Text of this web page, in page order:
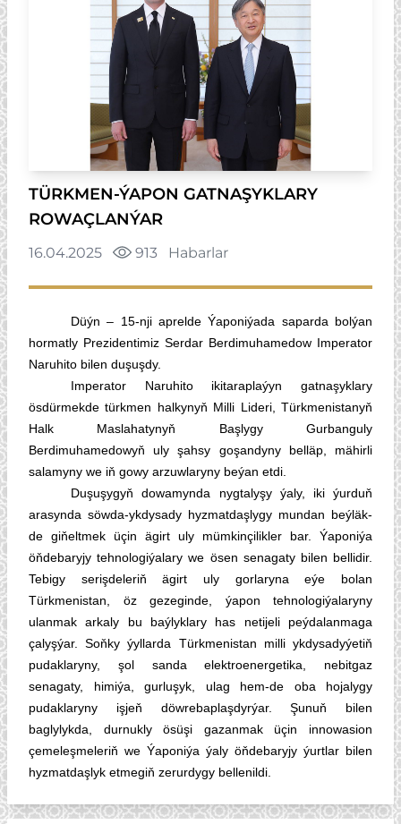
TÜRKMEN-ÝAPON GATNAŞYKLARY
ROWAÇLANÝAR
16.04.2025 913 Habarlar
Düýn – 15-nji aprelde Ýaponiýada saparda bolýan
hormatly Prezidentimiz Serdar Berdimuhamedow Imperator
Naruhito bilen duşuşdy.
Imperator Naruhito ikitaraplaýyn gatnaşyklary
ösdürmekde türkmen halkynyň Milli Lideri, Türkmenistanyň
Halk Maslahatynyň Başlygy Gurbanguly
Berdimuhamedowyň uly şahsy goşandyny belläp, mähirli
salamyny we iň gowy arzuwlaryny beýan etdi.
Duşuşygyň dowamynda nygtalyşy ýaly, iki ýurduň
arasynda söwda-ykdysady hyzmatdaşlygy mundan beýläk-
de giňeltmek üçin ägirt uly mümkinçilikler bar. Ýaponiýa
öňdebaryjy tehnologiýalary we ösen senagaty bilen bellidir.
Tebigy serişdeleriň ägirt uly gorlaryna eýe bolan
Türkmenistan, öz gezeginde, ýapon tehnologiýalaryny
ulanmak arkaly bu baýlyklary has netijeli peýdalanmaga
çalyşýar. Soňky ýyllarda Türkmenistan milli ykdysadyýetiň
pudaklaryny, şol sanda elektroenergetika, nebitgaz
senagaty, himiýa, gurluşyk, ulag hem-de oba hojalygy
pudaklaryny işjeň döwrebaplaşdyrýar. Şunuň bilen
baglylykda, durnukly ösüşi gazanmak üçin innowasion
çemeleşmeleriň we Ýaponiýa ýaly öňdebaryjy ýurtlar bilen
hyzmatdaşlyk etmegiň zerurdygy bellenildi.